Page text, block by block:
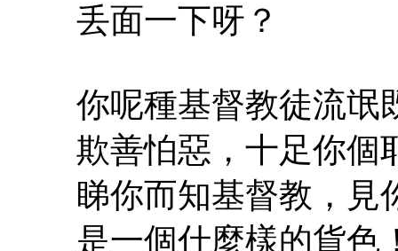
丢面一下呀？
你呢種基督教徒流氓
欺善怕惡，十足你個
睇你而知基督教，見
是一個什麼樣的貨色